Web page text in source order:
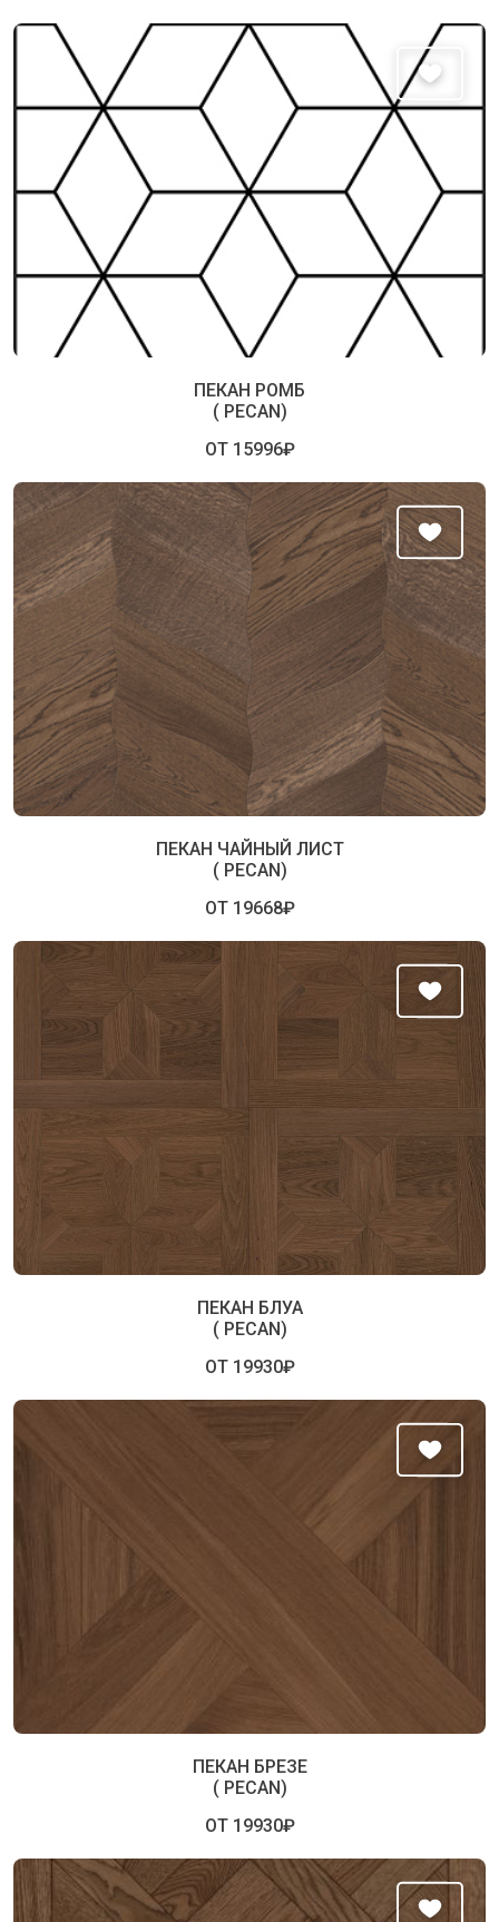
ПЕКАН РОМБ
( PECAN)
ОТ 15996₽
ПЕКАН ЧАЙНЫЙ ЛИСТ
( PECAN)
ОТ 19668₽
ПЕКАН БЛУА
( PECAN)
ОТ 19930₽
ПЕКАН БРЕЗЕ
( PECAN)
ОТ 19930₽